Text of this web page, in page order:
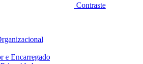
Contraste
e Encarregado